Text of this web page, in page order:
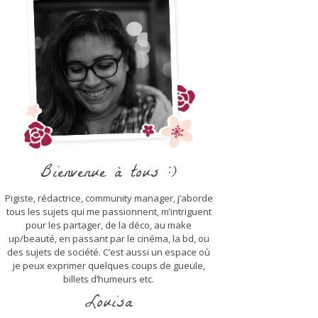
Bienvenue à tous :)
Pigiste, rédactrice, community manager, j’aborde
tous les sujets qui me passionnent, m’intriguent
pour les partager, de la déco, au make
up/beauté, en passant par le cinéma, la bd, ou
des sujets de société. C’est aussi un espace où
je peux exprimer quelques coups de gueule,
billets d’humeurs etc.
Louisa